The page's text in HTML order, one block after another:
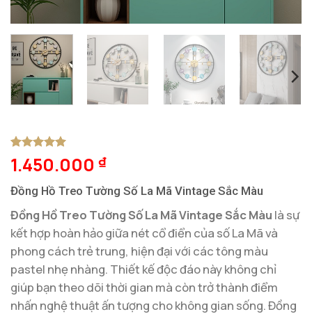
5trên 5
dựa trên
1
1.450.000 ₫
Đồng Hồ Treo Tường Số La Mã Vintage Sắc Màu
Đồng Hồ Treo Tường Số La Mã Vintage Sắc Màu là sự
kết hợp hoàn hảo giữa nét cổ điển của số La Mã và
phong cách trẻ trung, hiện đại với các tông màu
pastel nhẹ nhàng. Thiết kế độc đáo này không chỉ
giúp bạn theo dõi thời gian mà còn trở thành điểm
nhấn nghệ thuật ấn tượng cho không gian sống. Đồng